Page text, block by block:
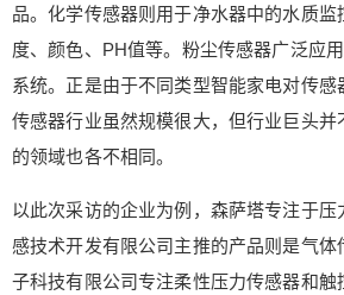
品。化学传感器则用于净水器中的水质监
度、颜色、PH值等。粉尘传感器广泛应
系统。正是由于不同类型智能家电对传感
传感器行业虽然规模很大，但行业巨头并
的领域也各不相同。
以此次采访的企业为例，森萨塔专注于
感技术开发有限公司主推的产品则是气体
子科技有限公司专注柔性压力传感器和触
感器的正确选择和使用，不仅能
还可以避免火灾、损伤等意外事
感器公司都在梳理自己的技术路
使用主要有安防设备、健康电器
面面。其中，环境类传感器，家电
较多。”一位业内人士介绍说。
据升级渠道，对于物联网市场和
至关重要的一环。英飞凌有关负